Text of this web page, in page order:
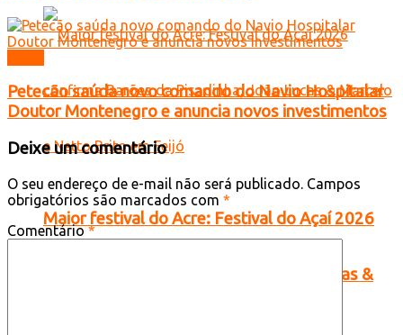
Maior festival do Acre: Festival do Açaí 2026
confirma Barões da Pisadinha, João Lucas &
Petecão saúda novo comando do Navio Hospitalar
Doutor Montenegro e anuncia novos investimentos
Deixe um comentário
O seu endereço de e-mail não será publicado. Campos
obrigatórios são marcados com *
Comentário*